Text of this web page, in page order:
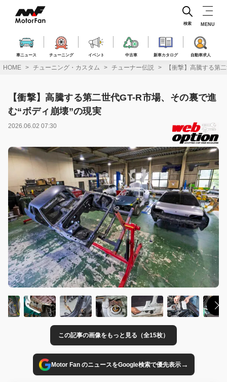
ス
車ニュース チューニング イベント 中古車 新車カタログ 自動車求人
検索 MENU
HOME チューニング・カスタム チューナー伝説 【衝撃】高騰する第
【衝撃】高騰する第二世代GT-R市場、その裏で進
む“ボディ崩壊”の現実
2026.06.02 07:30
この記事の画像をもっと見る（全15枚）
Motor Fan のニュースをGoogle検索で優先表示→